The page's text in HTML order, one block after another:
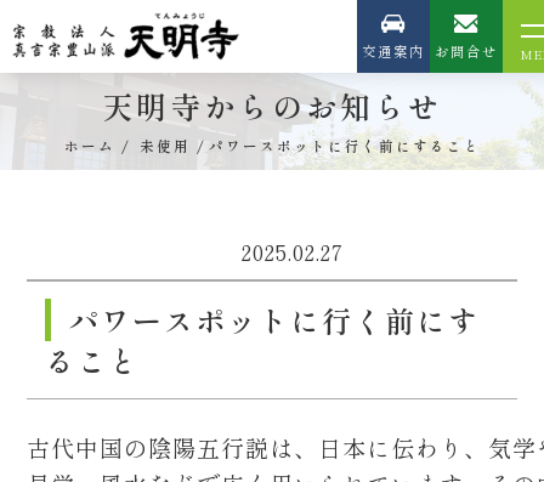
交通案内 お問合せ
天明寺からのお知らせ
ホーム 未使用 パワースポットに行く前にすること
2025.02.27
パワースポットに行く前にす
ること
古代中国の陰陽五行説は、日本に伝わり、気学